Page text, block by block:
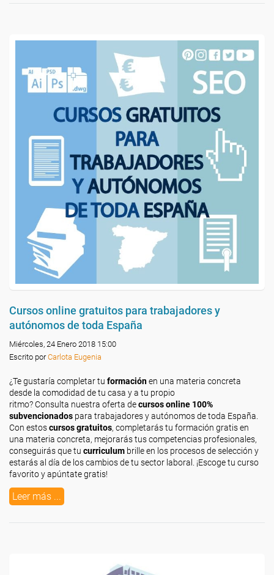
Cursos online gratuitos para trabajadores y
autónomos de toda España
Miércoles, 24 Enero 2018 15:00
Escrito porCarlota Eugenia
¿Te gustaría completar tu formaciónen una materia concreta
desde la comodidad de tu casa y a tu propio
ritmo? Consulta nuestra oferta decursos online 100%
subvencionados para trabajadores y autónomos de toda España.
Con estoscursos gratuitos, completarás tu formación gratis en
una materia concreta, mejorarás tus competencias profesionales,
conseguirás que tu curriculum brille en los procesos de selección y
estarás al día de los cambios de tu sector laboral. ¡Escoge tu curso
favorito y apúntate gratis!
Leer más ...